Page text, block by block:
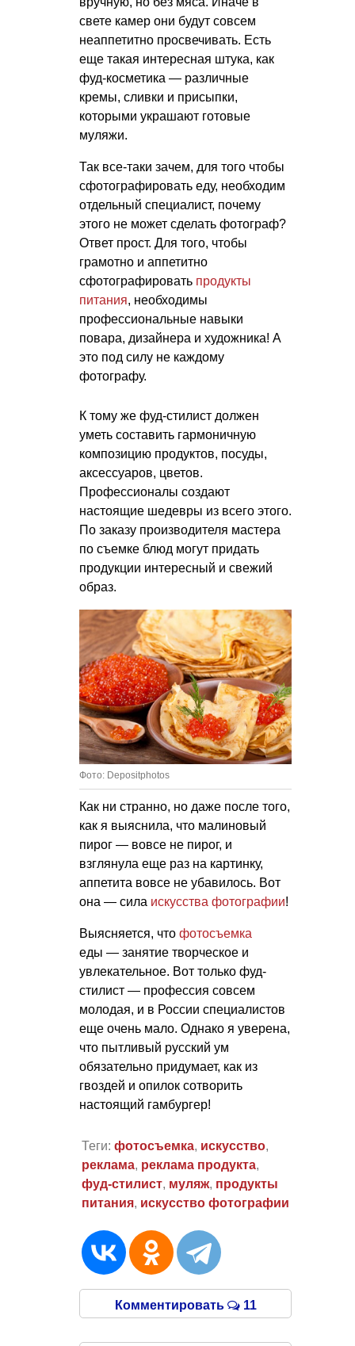
свете камер они будут совсем
неаппетитно просвечивать. Есть
еще такая интересная штука, как
фуд-косметика — различные
кремы, сливки и присыпки,
которыми украшают готовые
муляжи.
Так все-таки зачем, для того чтобы
сфотографировать еду, необходим
отдельный специалист, почему
этого не может сделать фотограф?
Ответ прост. Для того, чтобы
грамотно и аппетитно
сфотографировать продукты
питания, необходимы
профессиональные навыки
повара, дизайнера и художника! А
это под силу не каждому
фотографу.
К тому же фуд-стилист должен
уметь составить гармоничную
композицию продуктов, посуды,
аксессуаров, цветов.
Профессионалы создают
настоящие шедевры из всего этого.
По заказу производителя мастера
по съемке блюд могут придать
продукции интересный и свежий
образ.
Фото: Depositphotos
Как ни странно, но даже после того,
как я выяснила, что малиновый
пирог — вовсе не пирог, и
взглянула еще раз на картинку,
аппетита вовсе не убавилось. Вот
она — сила искусства фотографии!
Выясняется, что фотосъемка
еды — занятие творческое и
увлекательное. Вот только фуд-
стилист — профессия совсем
молодая, и в России специалистов
еще очень мало. Однако я уверена,
что пытливый русский ум
обязательно придумает, как из
гвоздей и опилок сотворить
настоящий гамбургер!
Теги: фотосъемка, искусство,
реклама, реклама продукта,
фуд-стилист, муляж, продукты
питания, искусство фотографии
Комментировать 11